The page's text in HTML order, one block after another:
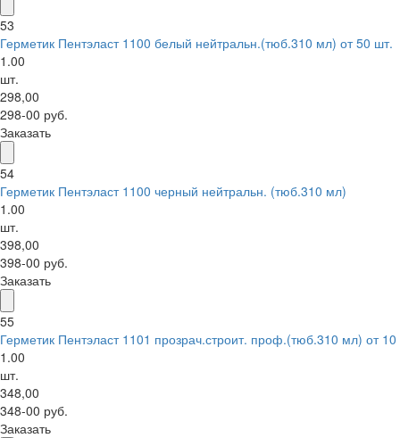
53
Герметик Пентэласт 1100 белый нейтральн.(тюб.310 мл) от 50 шт.
1.00
шт.
298,00
298-00 руб.
Заказать
54
Герметик Пентэласт 1100 черный нейтральн. (тюб.310 мл)
1.00
шт.
398,00
398-00 руб.
Заказать
55
Герметик Пентэласт 1101 прозрач.строит. проф.(тюб.310 мл) от 10
1.00
шт.
348,00
348-00 руб.
Заказать